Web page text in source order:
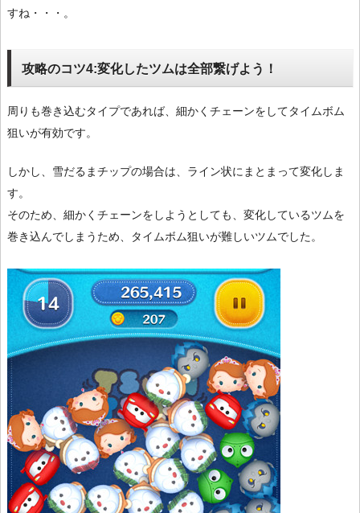
すね・・・。
攻略のコツ4:変化したツムは全部繋げよう！
周りも巻き込むタイプであれば、細かくチェーンをしてタイムボム
狙いが有効です。
しかし、雪だるまチップの場合は、ライン状にまとまって変化しま
す。
そのため、細かくチェーンをしようとしても、変化しているツムを
巻き込んでしまうため、タイムボム狙いが難しいツムでした。